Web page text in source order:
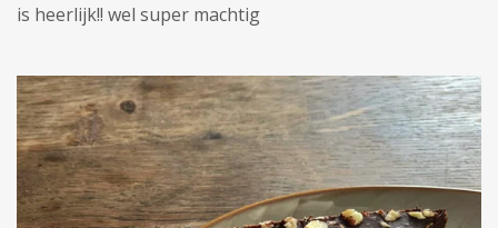
is heerlijk!! wel super machtig